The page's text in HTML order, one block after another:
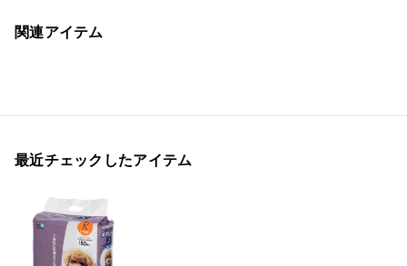
関連アイテム
最近チェックしたアイテム